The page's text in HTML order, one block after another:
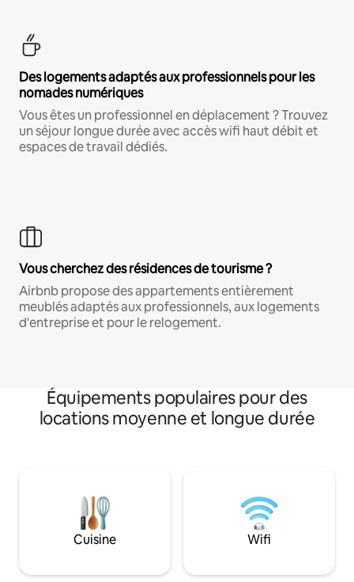
Des logements adaptés aux professionnels pour les
nomades numériques
Vous êtes un professionnel en déplacement ? Trouvez
un séjour longue durée avec accès wifi haut débit et
espaces de travail dédiés.
Vous cherchez des résidences de tourisme ?
Airbnb propose des appartements entièrement
meublés adaptés aux professionnels, aux logements
d'entreprise et pour le relogement.
Équipements populaires pour des
locations moyenne et longue durée
Cuisine Wifi